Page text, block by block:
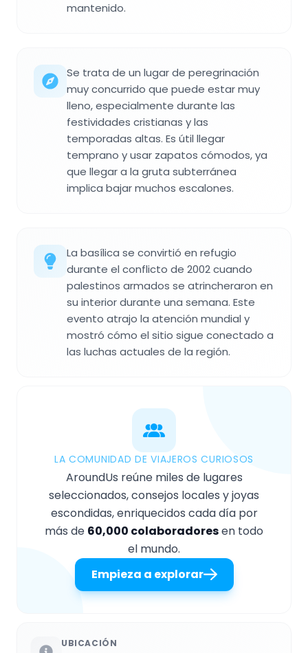
mantenido.
Se trata de un lugar de peregrinación
muy concurrido que puede estar muy
lleno, especialmente durante las
festividades cristianas y las
temporadas altas. Es útil llegar
temprano y usar zapatos cómodos, ya
que llegar a la gruta subterránea
implica bajar muchos escalones.
La basílica se convirtió en refugio
durante el conflicto de 2002 cuando
palestinos armados se atrincheraron en
su interior durante una semana. Este
evento atrajo la atención mundial y
mostró cómo el sitio sigue conectado a
las luchas actuales de la región.
LA COMUNIDAD DE VIAJEROS CURIOSOS
AroundUs reúne miles de lugares
seleccionados, consejos locales y joyas
escondidas, enriquecidos cada día por
más de 60,000 colaboradoresen todo
el mundo.
Empieza a explorar
UBICACIÓN